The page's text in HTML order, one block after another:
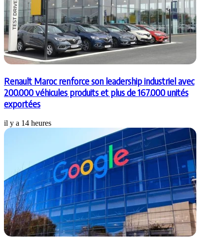
Renault Maroc renforce son leadership industriel avec
200.000 véhicules produits et plus de 167.000 unités
exportées
il y a 14 heures